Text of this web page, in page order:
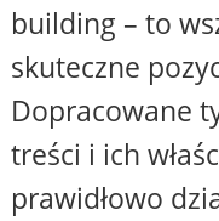
building – to
skuteczne
Dopracowane
treści i ich
prawidłowo